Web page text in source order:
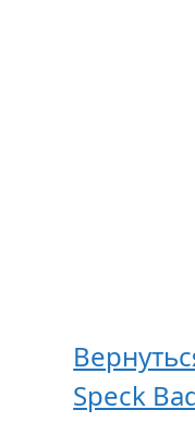
Speck